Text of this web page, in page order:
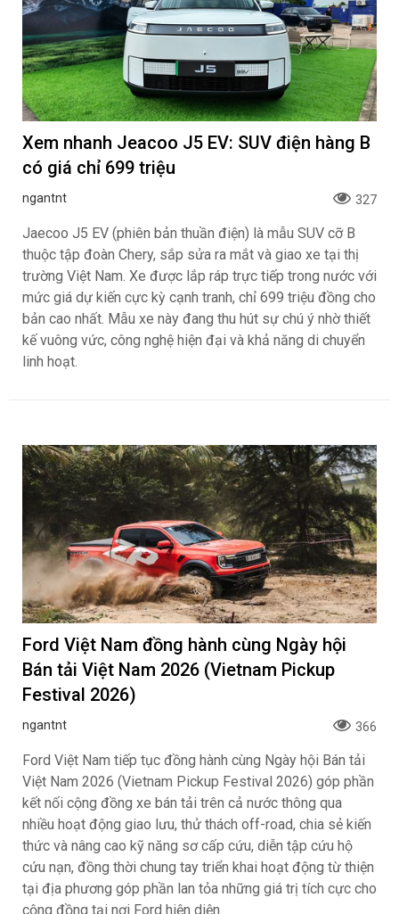
Xem nhanh Jeacoo J5 EV: SUV điện hàng B
có giá chỉ 699 triệu
ngantnt 327
Jaecoo J5 EV (phiên bản thuần điện) là mẫu SUV cỡ B
thuộc tập đoàn Chery, sắp sửa ra mắt và giao xe tại thị
trường Việt Nam. Xe được lắp ráp trực tiếp trong nước với
mức giá dự kiến cực kỳ cạnh tranh, chỉ 699 triệu đồng cho
bản cao nhất. Mẫu xe này đang thu hút sự chú ý nhờ thiết
kế vuông vức, công nghệ hiện đại và khả năng di chuyển
linh hoạt.
Ford Việt Nam đồng hành cùng Ngày hội
Bán tải Việt Nam 2026 (Vietnam Pickup
Festival 2026)
ngantnt 366
Ford Việt Nam tiếp tục đồng hành cùng Ngày hội Bán tải
Việt Nam 2026 (Vietnam Pickup Festival 2026) góp phần
kết nối cộng đồng xe bán tải trên cả nước thông qua
nhiều hoạt động giao lưu, thử thách off-road, chia sẻ kiến
thức và nâng cao kỹ năng sơ cấp cứu, diễn tập cứu hộ
cứu nạn, đồng thời chung tay triển khai hoạt động từ thiện
tại địa phương góp phần lan tỏa những giá trị tích cực cho
cộng đồng tại nơi Ford hiện diện.